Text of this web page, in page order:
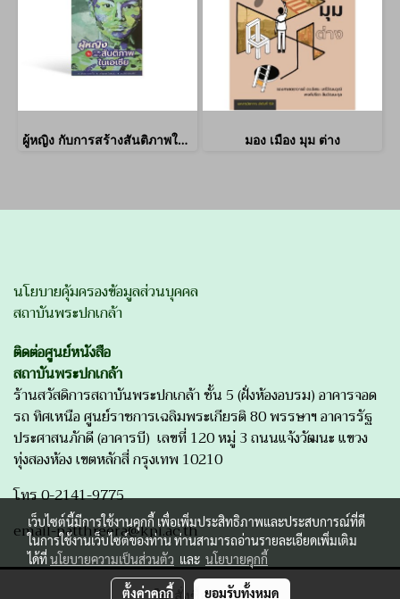
สั่งซื้อสินค้า
ผู้หญิง กับการสร้างสันติภาพในเอเชีย มอง เมือง มุม ต่าง
นโยบายคุ้มครองข้อมูลส่วนบุคคล
สถาบันพระปกเกล้า
ติดต่อศูนย์หนังสือ
สถาบันพระปกเกล้า
ร้านสวัสดิการสถาบันพระปกเกล้า ชั้น 5 (ฝั่งห้องอบรม) อาคารจอด
รถ ทิศเหนือ ศูนย์ราชการเฉลิมพระเกียรติ 80 พรรษาฯ อาคารรัฐ
ประศาสนภักดี (อาคารบี) เลขที่ 120 หมู่ 3 ถนนแจ้งวัฒนะ แขวง
ทุ่งสองห้อง เขตหลักสี่ กรุงเทพ 10210
โทร 0-2141-9775
email-patthreera@kpi.ac.th
Copyright by makewebeasy.com
เว็บไซต์นี้มีการใช้งานคุกกี้ เพื่อเพิ่มประสิทธิภาพและประสบการณ์ที่ดี
ในการใช้งานเว็บไซต์ของท่าน ท่านสามารถอ่านรายละเอียดเพิ่มเติม
ได้ที่นโยบายความเป็นส่วนตัว และ นโยบายคุกกี้
ตั้งค่าคุกกี้ ยอมรับทั้งหมด